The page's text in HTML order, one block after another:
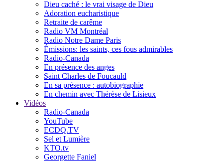
Dieu caché : le vrai visage de Dieu
Adoration eucharistique
Retraite de carême
Radio VM Montréal
Radio Notre Dame Paris
Émissions: les saints, ces fous admirables
Radio-Canada
En présence des anges
Saint Charles de Foucauld
En sa présence : autobiographie
En chemin avec Thérèse de Lisieux
Vidéos
Radio-Canada
YouTube
ECDQ.TV
Sel et Lumière
KTO.tv
Georgette Faniel